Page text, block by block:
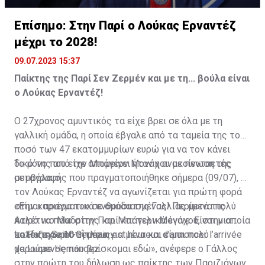
Επίσημο: Στην Παρί ο Λούκας Ερναντέζ
μέχρι το 2028!
09.07.2023 15:37
Παίκτης της Παρί Σεν Ζερμέν και με τη... βούλα είναι
ο Λούκας Ερναντέζ!
O 27χρονος αμυντικός τα είχε βρει σε όλα με τη
γαλλική ομάδα, η οποία έβγαλε από τα ταμεία της το
ποσό των 47 εκατομμυρίων ευρώ για να τον κάνει
δικό της από την Μπάγερν Μονάχου με πενταετές
συμβόλαιο.
Το μόνο που είχε απομείνει ήταν η ανακοίνωση της
μεταγραφής που πραγματοποιήθηκε σήμερα (09/07), με
τον Λούκας Ερναντέζ να αγωνίζεται για πρώτη φορά
στην καριέρα του σε ομάδα της Γαλλίας μετά τις
Ατλέτικο Μαδρίτης και Μπάγερν Μονάχου, στην οποία
κατέκτησε 10 τίτλους.
«Είμαι πραγματικά ενθουσιασμένος! Περίμενα πολύ
καιρό να πάω στην Παρί και τελικά έγινε. Είναι μια
πολύ ξεχωριστή μέρα για μένα και είμαι πολύ
χαρούμενος που βρίσκομαι εδώ», ανέφερε ο Γάλλος
στην πρώτη του δήλωση ως παίκτης των Παριζιάνων.
Le Paris Saint-Germain est heureux d’annoncer l’arrivée
de Lucas Hernández.